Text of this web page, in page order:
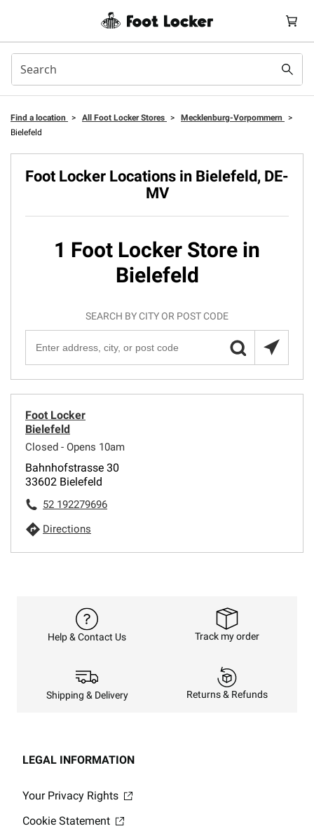
Find a location > All Foot Locker Stores > Mecklenburg-Vorpommern
>
Bielefeld
Foot Locker Locations in Bielefeld, DE-
MV
1 Foot Locker Store in
Bielefeld
SEARCH BY CITY OR POST CODE
Foot Locker
Bielefeld
Closed - Opens 10am
Bahnhofstrasse 30
33602 Bielefeld
52 192279696
Directions
Help & Contact Us Track my order
Shipping & Delivery Returns & Refunds
LEGAL INFORMATION
Your Privacy Rights
Cookie Statement